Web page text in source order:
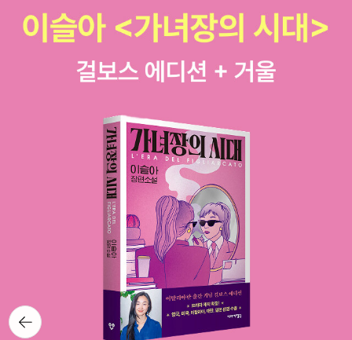
흐르고 강산이 변한다고 해도 변하지 않는 곳이 있었습니다.
들도 '왕관'의 무게를 짊어지게 되면 변하는 것일까...그리고
쳤던 대목이 있었습니다.​ 보스가 잘못을 하더라도 잠시 반란
만 있을 뿐...변하는 것은 없다는 사실이 믿고 싶지 않지만 현
실임에 참으로 씁쓸함마저 들곤 하였습니다.추악한 야망과
본능, 그 끝엔 단 한 발의 총알만이, 비참한 최후만이 그를
기다리고 있었습니다.아마도 너무 높이 올라가고자 했던 '이
카로스'처럼...남겨진 폴 매드빅에게 전하고픈 노래가 있었습
니다.유재하의 <사랑하기 때문에>를 잔잔히 들려주고 싶었
습니다.커다란 그대를 향해 작아져만 가는 나이기에 그 무슨
뜻이라해도 조용히 따르리오 어제는 지난 추억을 잊지 못하
는 내가 미웠죠 하지만 이제 깨달아요 그대만의 나였음을 -
사꾼은 뒷돈과 폭력배를 동원해 선거 방해 공작을 펼친다.
이기기 위해서라면 감금, 폭력 등은 대수롭지 않다. 쉽게 배
신하고 쉽게 재결합한다. 자신의 목적을 위해 뒷돈을 당당하
게 요구하고 딸을 감금시키는 것 쯤이야 대수롭지 않다. ​흥
롭게 등장하며 이야기를 새로운 국면으로 끌어간다는 점이
다. 살인 사건 초반 단순히 돈이라고 생각했던 이 일이 폴 매
드빅의 딸 오팔의 전면 등장으로 살인 사건의 단서를 제공하
고 존재감 없어 보이던 폴 매드빅이 결혼하고 싶어하는 재닛
헨리의 등장은 사건 수사에 전환점을 가져온다. 아니 어쩌면
읽는 독자들에게 '범인은 이 사람입니다'라고 친절하게 알려
주는 게 나을 듯하다. 새로운 증인들이 나타나며 이제 범인
은 밝혀졌다고 생각한 순간 대실 해밋은 가장 의외의 반전을
선사해준다. 결코 생각할 수 없던 방식으로, 섬뜩하고 정치
뒤로가
기